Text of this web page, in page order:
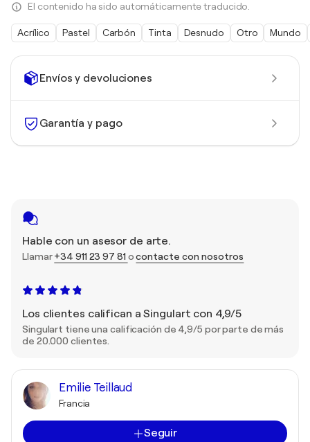
Envíos y devoluciones
Garantía y pago
Hable con un asesor de arte.
Llamar+34 911 23 97 81 ocontacte con nosotros
Los clientes califican a Singulart con 4,9/5
Singulart tiene una calificación de 4,9/5 por parte de más
de 20.000 clientes.
Emilie Teillaud
Francia
Seguir
El contenido ha sido automáticamente traducido.
Acrílico Pastel Carbón Tinta Desnudo Otro Mundo